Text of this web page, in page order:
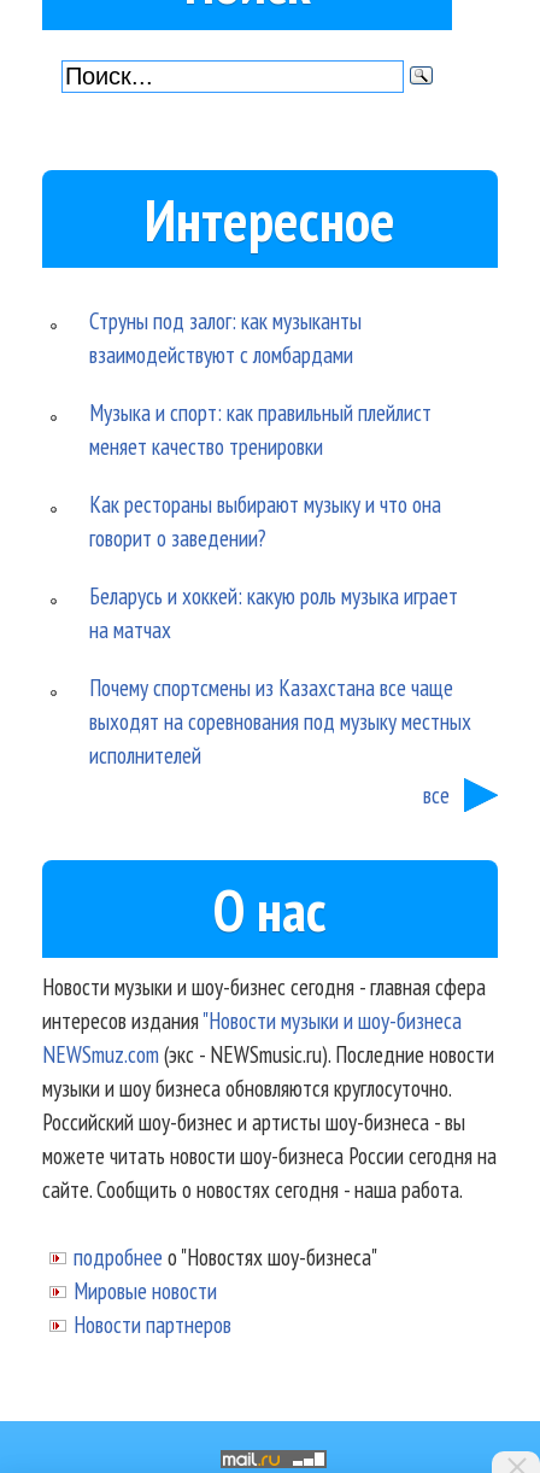
Интересное
Струны под залог: как музыканты
взаимодействуют с ломбардами
Музыка и спорт: как правильный плейлист
меняет качество тренировки
Как рестораны выбирают музыку и что она
говорит о заведении?
Беларусь и хоккей: какую роль музыка играет
на матчах
Почему спортсмены из Казахстана все чаще
выходят на соревнования под музыку местных
исполнителей
все
О нас
Новости музыки и шоу-бизнес сегодня - главная сфера
интересов издания"Новости музыки и шоу-бизнеса
NEWSmuz.com(экс - NEWSmusic.ru). Последние новости
музыки и шоу бизнеса обновляются круглосуточно.
Российский шоу-бизнес и артисты шоу-бизнеса - вы
можете читать новости шоу-бизнеса России сегодня на
сайте. Сообщить о новостях сегодня - наша работа.
подробнее о "Новостях шоу-бизнеса"
Мировые новости
Новости партнеров